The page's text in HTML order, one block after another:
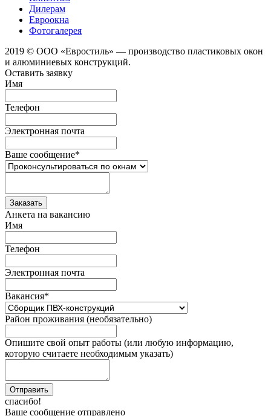
Дилерам
Евроокна
Фотогалерея
2019 © ООО «Евростиль» — производство пластиковых окон
и алюминиевых конструкций.
Оставить заявку
Имя
Телефон
Электронная почта
Ваше сообщение*
Анкета на вакансию
Имя
Телефон
Электронная почта
Вакансия*
Район проживания (необязательно)
Опишите свой опыт работы (или любую информацию,
которую считаете необходимым указать)
спасибо!
Ваше сообщение отправлено